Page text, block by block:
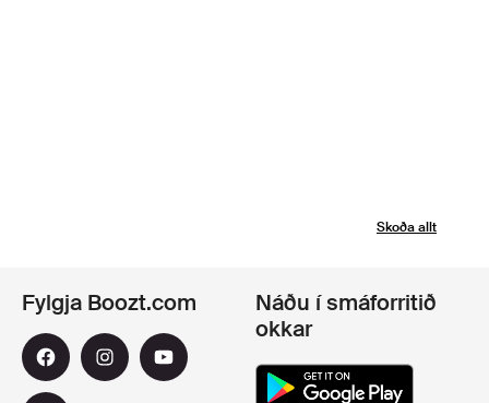
Skoða allt
Fylgja Boozt.com
Náðu í smáforritið
okkar